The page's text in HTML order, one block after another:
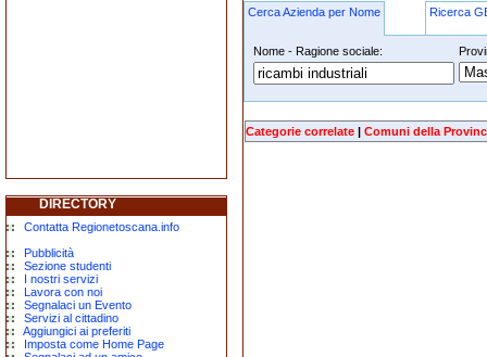
DIRECTORY
Contatta Regionetoscana.info
Pubblicità
Sezione studenti
I nostri servizi
Lavora con noi
Segnalaci un Evento
Servizi al cittadino
Aggiungici ai preferiti
Imposta come Home Page
Cerca Azienda per Nome Ricerca
Nome - Ragione sociale:
ricambi-industriali firenze
Categorie correlate | Comuni della